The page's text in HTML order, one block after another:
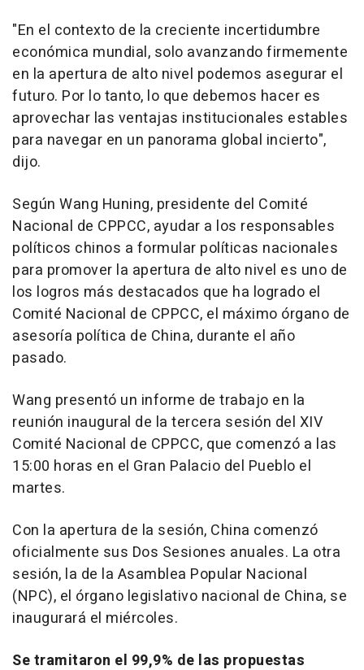
"En el contexto de la creciente incertidumbre
económica mundial, solo avanzando firmemente
en la apertura de alto nivel podemos asegurar el
futuro. Por lo tanto, lo que debemos hacer es
aprovechar las ventajas institucionales estables
para navegar en un panorama global incierto",
dijo.
Según Wang Huning, presidente del Comité
Nacional de CPPCC, ayudar a los responsables
políticos chinos a formular políticas nacionales
para promover la apertura de alto nivel es uno de
los logros más destacados que ha logrado el
Comité Nacional de CPPCC, el máximo órgano de
asesoría política de China, durante el año
pasado.
Wang presentó un informe de trabajo en la
reunión inaugural de la tercera sesión del XIV
Comité Nacional de CPPCC, que comenzó a las
15:00 horas en el Gran Palacio del Pueblo el
martes.
Con la apertura de la sesión, China comenzó
oficialmente sus Dos Sesiones anuales. La otra
sesión, la de la Asamblea Popular Nacional
(NPC), el órgano legislativo nacional de China, se
inaugurará el miércoles.
Se tramitaron el 99,9% de las propuestas